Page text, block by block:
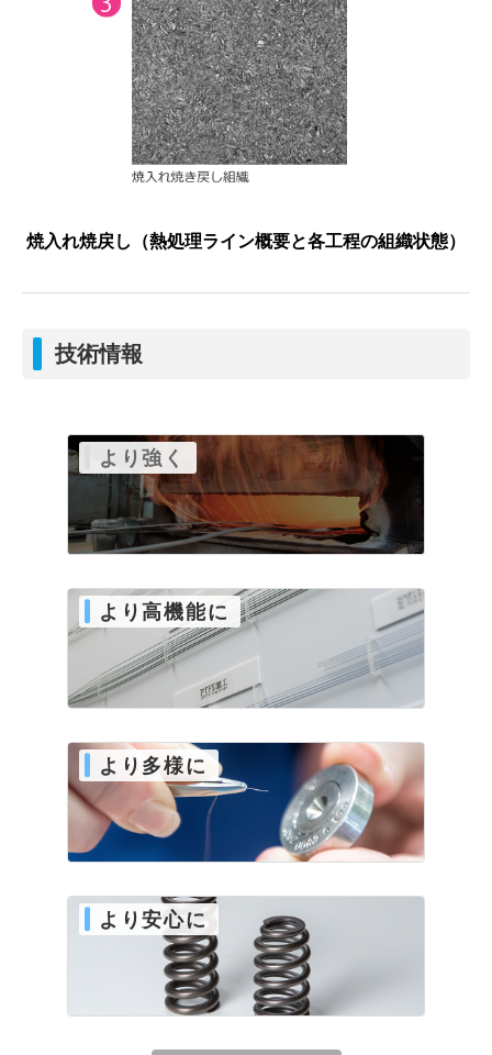
焼入れ焼戻し（熱処理ライン概要と各工程の組織状態）
技術情報
より強く
より高機能に
より多様に
より安心に